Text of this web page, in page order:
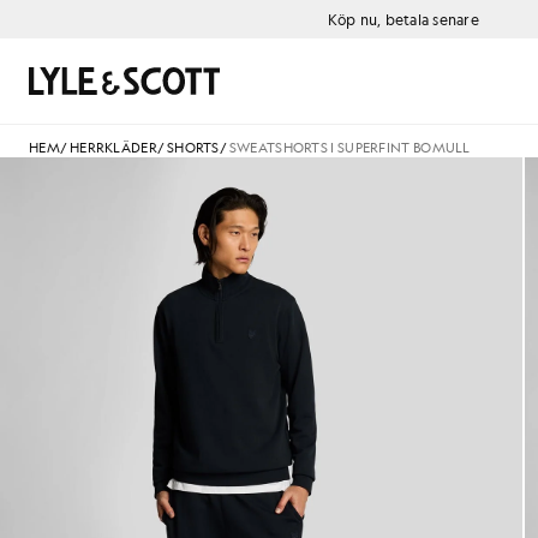
Köp nu, betala senare
Sök
HEM/ HERRKLÄDER/SHORTS/SWEATSHORTS I SUPERFINT BOMULL